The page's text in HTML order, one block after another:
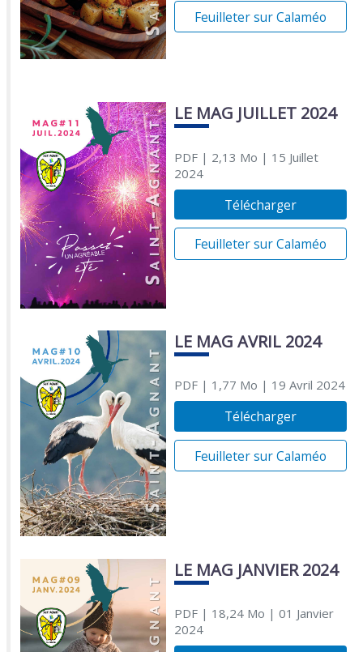
Feuilleter sur Calaméo
LE MAG JUILLET 2024
PDF| 2,13 Mo | 15 Juillet
2024
Télécharger
Feuilleter sur Calaméo
LE MAG AVRIL 2024
PDF| 1,77 Mo | 19 Avril 2024
Télécharger
Feuilleter sur Calaméo
LE MAG JANVIER 2024
PDF| 18,24 Mo | 01 Janvier
2024